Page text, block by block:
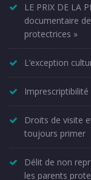
LE PRIX DE LA
documentaire
protectrices »
L’exception
Droits de visite
toujours primer
Délit de non
les parents